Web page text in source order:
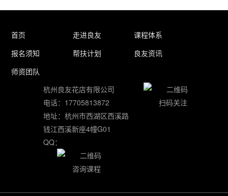
首页 走进良友
课程体系
报名须知
帮扶计划
良友资讯
师资团队
杭州良友花店有限公司
电话：17705813872
地址：杭州市西湖区西溪路
钱江西溪新座4幢G01
QQ：
扫码关注
咨询课程